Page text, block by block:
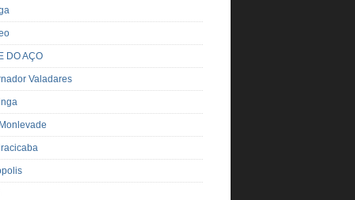
DO AÇO
Valadares